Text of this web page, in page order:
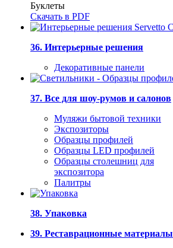
Буклеты
Скачать в PDF
36. Интерьерные решения
Декоративные панели
37. Все для шоу-румов и салонов
Муляжи бытовой техники
Экспозиторы
Образцы профилей
Образцы LED профилей
Образцы столешниц для
экспозитора
Палитры
38. Упаковка
39. Реставрационные материалы